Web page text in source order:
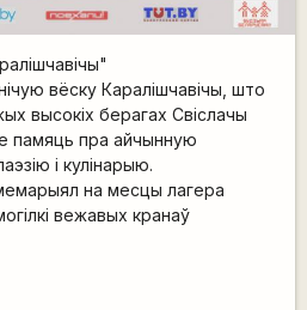
вёску Каралішчавічы, што
высокіх берагах Свіслачы
памяць пра айчынную
і кулінарыю.
на месцы лагера
вежавых кранаў